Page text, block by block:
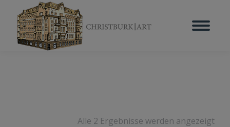
Alle 2 Ergebnisse werden angezeigt